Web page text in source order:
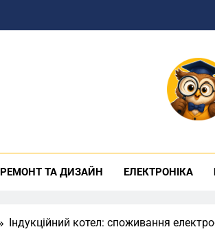
Можно ли
РЕМОНТ ТА ДИЗАЙН ЕЛЕКТРОНІКА
Індукційний котел: споживання